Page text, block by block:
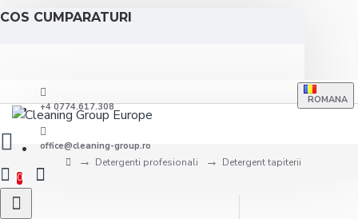
COS CUMPARATURI
+4 0774.617.308
office@cleaning-group.ro
ROMANA
0
Detergenti profesionali Detergent tapiterii